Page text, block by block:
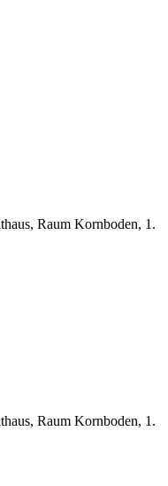
Raum Kornboden, 1.
Raum Kornboden, 1.